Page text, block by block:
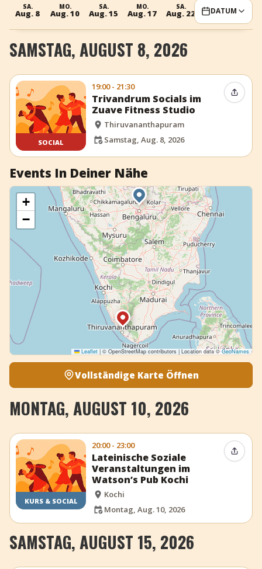
+ Event hinzufügen
SA.
Aug. 8
MO.
Aug. 10
SA.
Aug. 15
MO.
Aug. 17
SA.
Aug. 22 DATUM
SAMSTAG, AUGUST 8, 2026
SOCIAL
19:00 - 21:30
Trivandrum Socials im
Zuave Fitness Studio
Thiruvananthapuram
Samstag, Aug. 8, 2026
Event
Events In Deiner Nähe
+
−
Leaflet |© OpenStreetMap contributors | Location data ©GeoNames
Vollständige Karte Öffnen
MONTAG, AUGUST 10, 2026
KURS & SOCIAL
20:00 - 23:00
Lateinische Soziale
Veranstaltungen im
Watson’s Pub Kochi
Kochi
Montag, Aug. 10, 2026
Event
SAMSTAG, AUGUST 15, 2026